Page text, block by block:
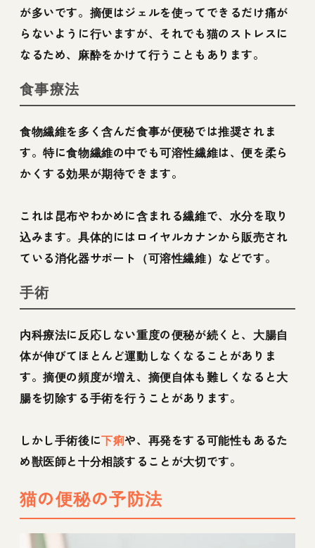
が多いです。摘便はジェルを使ってできるだけ痛が
らないように行いますが、それでも猫のストレスに
なるため、麻酔をかけて行うこともあります。
食事療法
食物繊維を多く含んだ食事が便秘では推奨されま
す。特に食物繊維の中でも可溶性繊維は、便を柔ら
かくする効果が期待できます。
これは昆布やわかめに含まれる繊維で、水分を取り
込みます。具体的にはロイヤルカナンから販売され
ている消化器サポート（可溶性繊維）などです。
手術
内科療法に反応しない重度の便秘が続くと、大腸自
体が伸びてほとんど運動しなくなることがありま
す。摘便の頻度が増え、摘便自体も難しくなると大
腸を切除する手術を行うことがあります。
しかし手術後に下痢や、再発をする可能性もあるた
め獣医師と十分相談することが大切です。
猫の便秘の予防法